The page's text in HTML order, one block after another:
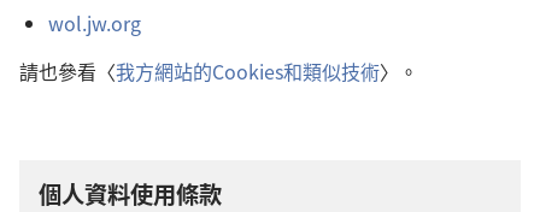
wol.jw.org
請也參看〈我方網站的Cookies和類似技術〉。
個人資料使用條款